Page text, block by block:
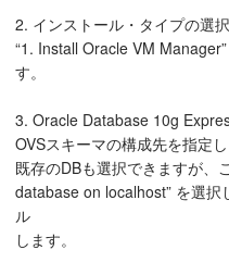
2. インストール・タイプの選択
“1. Install Oracle VM
す。
3. Oracle Database 10g
OVSスキーマの構成先を指定し
既存のDBも選択できますが、
database on localhost” を選
ル
します。